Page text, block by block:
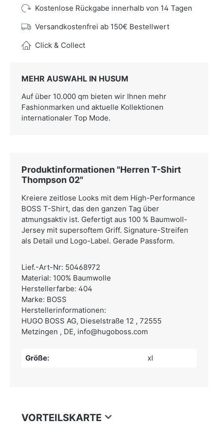
Kostenlose Rückgabe innerhalb von 14 Tagen
Versandkostenfrei ab 150€ Bestellwert
Click & Collect
MEHR AUSWAHL IN HUSUM
Auf über 10.000 qm bieten wir Ihnen mehr
Fashionmarken und aktuelle Kollektionen
internationaler Top Mode.
Produktinformationen "Herren T-Shirt
Thompson 02"
Kreiere zeitlose Looks mit dem High-Performance
BOSS T-Shirt, das den ganzen Tag über
atmungsaktiv ist. Gefertigt aus 100 % Baumwoll-
Jersey mit supersoftem Griff. Signature-Streifen
als Detail und Logo-Label. Gerade Passform.
Lief.-Art-Nr: 50468972
Material: 100% Baumwolle
Herstellerfarbe: 404
Marke: BOSS
Herstellerinformationen:
HUGO BOSS AG, Dieselstraße 12 , 72555
Metzingen , DE, info@hugoboss.com
Größe: xl
VORTEILSKARTE